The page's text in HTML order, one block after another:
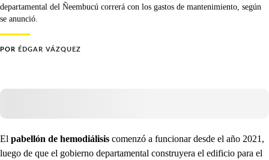
departamental del Ñeembucú correrá con los gastos de mantenimiento, según
se anunció.
POR ÉDGAR VÁZQUEZ
El pabellón de hemodiálisis comenzó a funcionar desde el año 2021,
luego de que el gobierno departamental construyera el edificio para el